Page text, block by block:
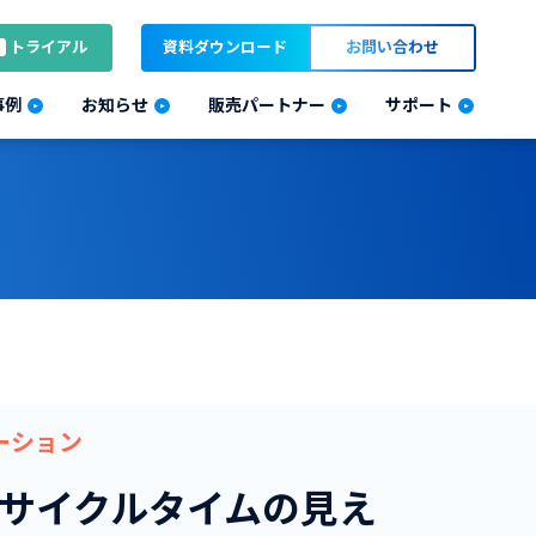
トライアル 資料ダウンロード お問い合わせ
お知らせ 販売パートナー サポート
ション
イクルタイムの見え